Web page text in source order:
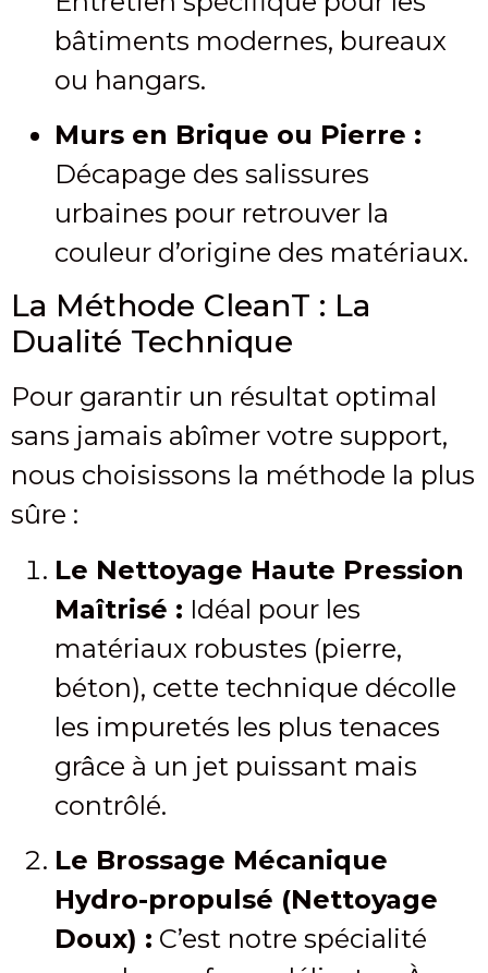
bâtiments modernes, bureaux
ou hangars.
Murs en Brique ou Pierre :
Décapage des salissures
urbaines pour retrouver la
couleur d’origine des matériaux.
La Méthode CleanT : La
Dualité Technique
Pour garantir un résultat optimal
sans jamais abîmer votre support,
nous choisissons la méthode la plus
sûre :
Le Nettoyage Haute Pression
Maîtrisé : Idéal pour les
matériaux robustes (pierre,
béton), cette technique décolle
les impuretés les plus tenaces
grâce à un jet puissant mais
contrôlé.
Le Brossage Mécanique
Hydro-propulsé (Nettoyage
Doux) : C’est notre spécialité